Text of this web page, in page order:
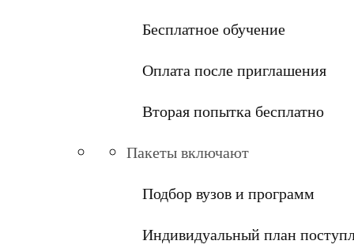
Бесплатное обучение
Оплата после приглашения
Вторая попытка бесплатно
Пакеты включают
Подбор вузов и программ
Индивидуальный план